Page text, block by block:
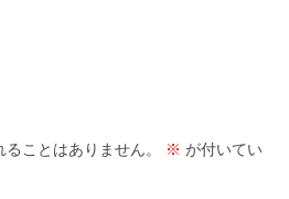
ことはありません。 ※ が付いてい